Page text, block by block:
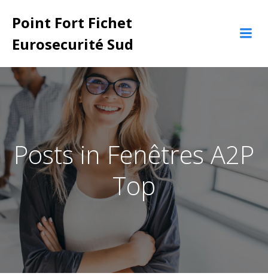
Point Fort Fichet
Eurosecurité Sud
Posts in Fenêtres A2P
Top